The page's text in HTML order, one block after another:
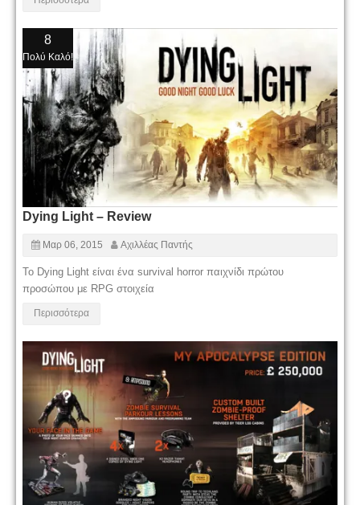
8
Πολύ Καλό!
Dying Light – Review
Μαρ 06, 2015 Αχιλλέας Παντής
To Dying Light είναι ένα survival horror παιχνίδι πρώτου
προσώπου με RPG στοιχεία
Περισσότερα